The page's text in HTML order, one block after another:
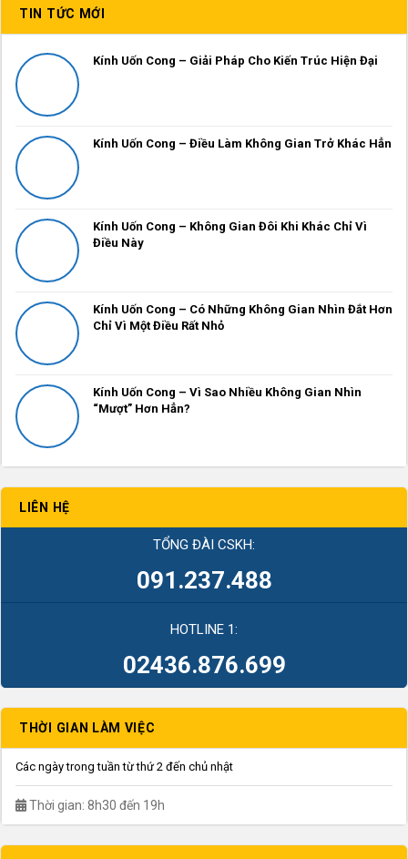
TIN TỨC MỚI
Kính Uốn Cong – Giải Pháp Cho Kiến Trúc Hiện Đại
Kính Uốn Cong – Điều Làm Không Gian Trở Khác Hẳn
Kính Uốn Cong – Không Gian Đôi Khi Khác Chỉ Vì
Điều Này
Kính Uốn Cong – Có Những Không Gian Nhìn Đắt Hơn
Chỉ Vì Một Điều Rất Nhỏ
Kính Uốn Cong – Vì Sao Nhiều Không Gian Nhìn
“Mượt” Hơn Hẳn?
LIÊN HỆ
TỔNG ĐÀI CSKH:
091.237.488
HOTLINE 1:
02436.876.699
THỜI GIAN LÀM VIỆC
Các ngày trong tuần từ thứ 2 đến chủ nhật
Thời gian: 8h30 đến 19h